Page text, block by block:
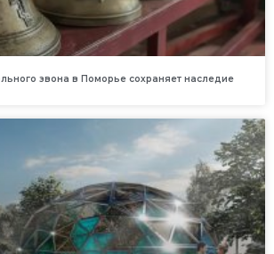
звона в Поморье сохраняет наследие